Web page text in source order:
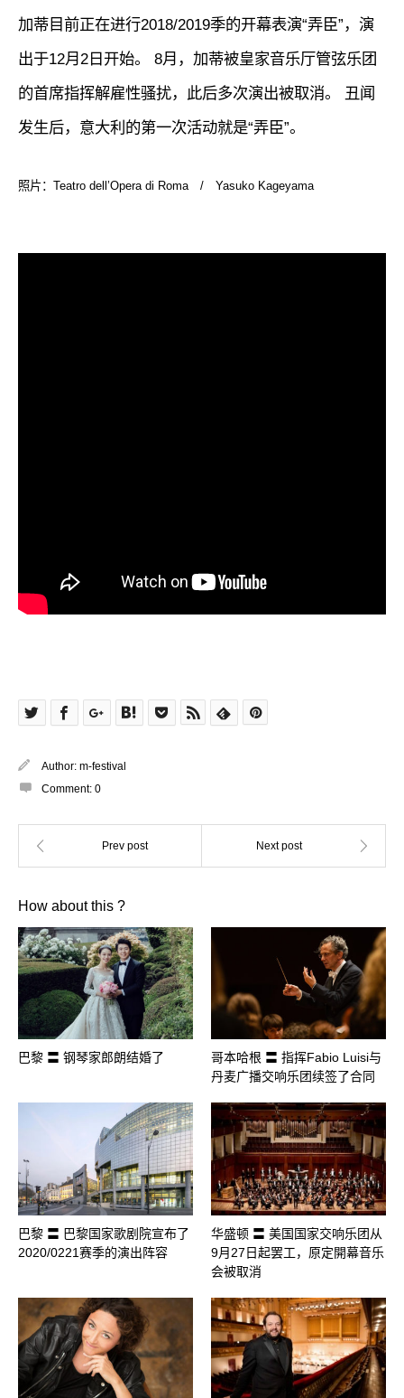
加蒂目前正在进行2018/2019季的开幕表演“弄臣”，演
出于12月2日开始。 8月，加蒂被皇家音乐厅管弦乐团
的首席指挥解雇性骚扰，此后多次演出被取消。 丑闻
发生后，意大利的第一次活动就是“弄臣”。
照片：Teatro dell’Opera di Roma / Yasuko Kageyama
Author: m-festival
Comment: 0
How about this ?
巴黎 〓 钢琴家郎朗结婚了
哥本哈根 〓 指挥Fabio Luisi与
丹麦广播交响乐团续签了合同
巴黎 〓 巴黎国家歌剧院宣布了
2020/0221赛季的演出阵容
华盛顿 〓 美国国家交响乐团从
9月27日起罢工，原定開幕音乐
会被取消